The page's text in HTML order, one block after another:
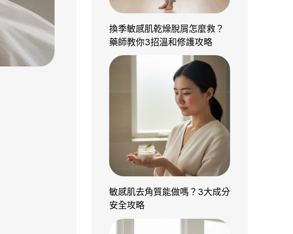
換季敏感肌乾燥脫屑怎麼救？
藥師教你3招溫和修護攻略
敏感肌去角質能做嗎？3大成分
安全攻略